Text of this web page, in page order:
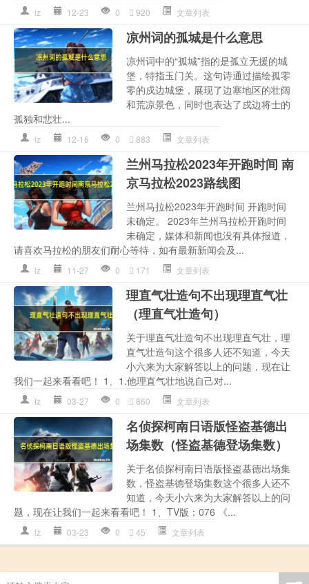
lz 12-23 0 920 文章列表
凉州词的孤城是什么意思
凉州词中的“孤城”指的是孤立无援的城
堡，特指玉门关。这句诗通过描绘孤零
零的戍边城堡，展现了边塞地区的壮阔
和荒凉景色，同时也表达了戍边将士的
孤独和悲壮...
lz 12-16 0 883 文章列表
兰州马拉松2023年开跑时间 南
京马拉松2023路线图
兰州马拉松2023年开跑时间 开跑时间
未确定。 2023年兰州马拉松开跑时间
未确定，媒体和新闻也没有具体报道，
请喜欢马拉松的朋友们耐心等待，如有最新新闻会及...
lz 11-27 0 171 文章列表
理直气壮造句不出现理直气壮
（理直气壮造句）
关于理直气壮造句不出现理直气壮，理
直气壮造句这个很多人还不知道，今天
小六来为大家解答以上的问题，现在让
我们一起来看看吧！ 1、1.他理直气壮地说自己对...
lz 03-27 0 860 文章列表
名侦探柯南日语版怪盗基德出
场集数（怪盗基德登场集数）
关于名侦探柯南日语版怪盗基德出场集
数，怪盗基德登场集数这个很多人还不
知道，今天小六来为大家解答以上的问
题，现在让我们一起来看看吧！ 1、TV版：076 《...
lz 03-23 0 45 文章列表